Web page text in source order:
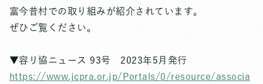
富今昔村での取り組みが紹介されています。
ぜひご覧ください。
▼容リ協ニュース 93号 2023年5月発行
https://www.jcpra.or.jp/Portals/0/resource/associa